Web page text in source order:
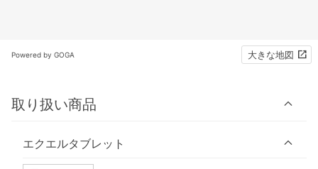
Powered by GOGA 大きな地図
取り扱い商品
エクエルタブレット